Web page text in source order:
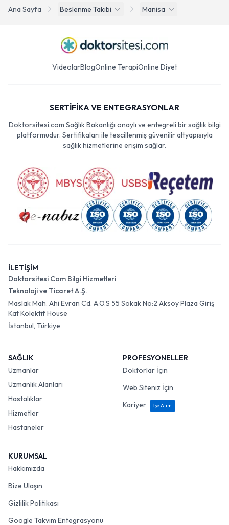
Ana Sayfa Beslenme Takibi Manisa
VideolarBlogOnline TerapiOnline Diyet
SERTİFİKA VE ENTEGRASYONLAR
Doktorsitesi.com Sağlık Bakanlığı onaylı ve entegreli bir sağlık bilgi
platformudur. Sertifikaları ile tescillenmiş güvenilir altyapısıyla
sağlık hizmetlerine erişim sağlar.
İLETİŞİM
Doktorsitesi Com Bilgi Hizmetleri
Teknoloji ve Ticaret A.Ş.
Maslak Mah. Ahi Evran Cd. A.O.S 55 Sokak No:2 Aksoy Plaza Giriş
Kat Kolektif House
İstanbul, Türkiye
SAĞLIK
Uzmanlar
Uzmanlık Alanları
Hastalıklar
Hizmetler
Hastaneler
PROFESYONELLER
Doktorlar İçin
Web Siteniz İçin
Kariyer
İşe Alım
KURUMSAL
Hakkımızda
Bize Ulaşın
Gizlilik Politikası
Google Takvim Entegrasyonu